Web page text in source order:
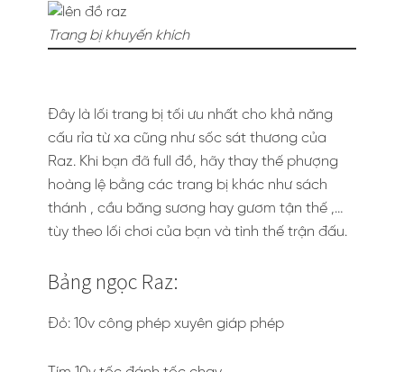
Trang bị khuyến khích
Đây là lối trang bị tối ưu nhất cho khả năng
cấu rỉa từ xa cũng như sốc sát thương của
Raz. Khi bạn đã full đồ, hãy thay thế phượng
hoàng lệ bằng các trang bị khác như sách
thánh , cầu băng sương hay gươm tận thế ,…
tùy theo lối chơi của bạn và tình thế trận đấu.
Bảng ngọc Raz:
Đỏ: 10v công phép xuyên giáp phép